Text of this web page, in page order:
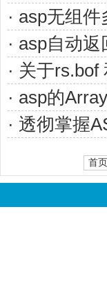
· asp无组
· asp自动
· 关于rs.bof
· asp的
· 透彻掌握
首页